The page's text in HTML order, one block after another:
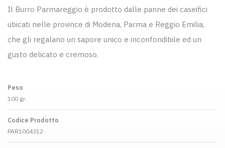
Il Burro Parmareggio è prodotto dalle panne dei caseifici
ubicati nelle province di Modena, Parma e Reggio Emilia,
che gli regalano un sapore unico e inconfondibile ed un
gusto delicato e cremoso.
Peso
100 gr.
Codice Prodotto
PAR1004312